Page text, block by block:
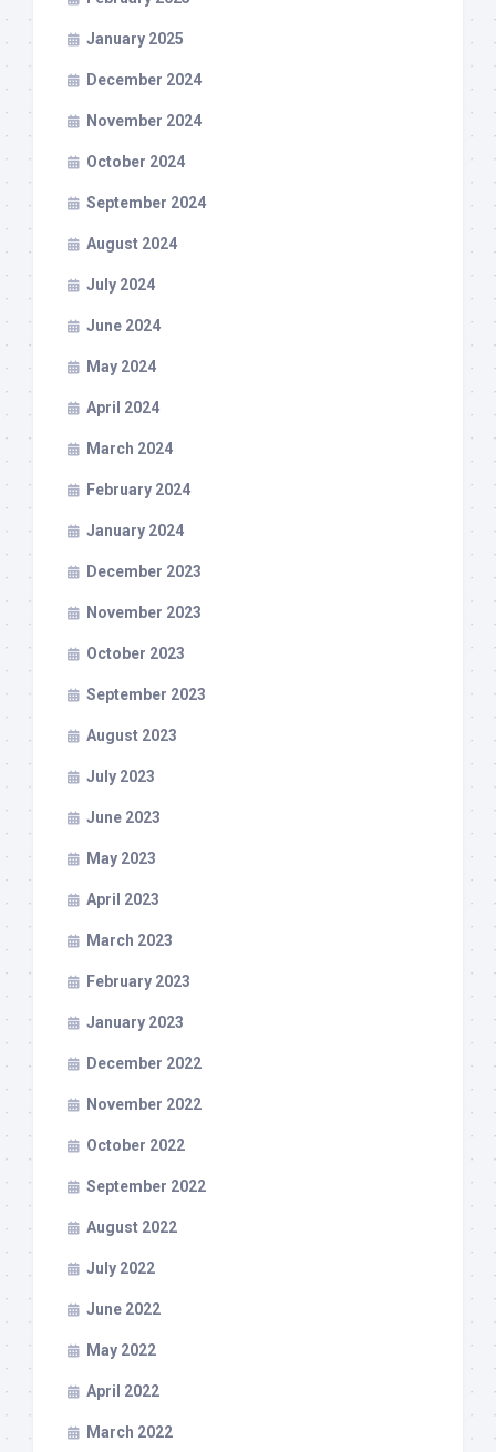
January 2025
December 2024
November 2024
October 2024
September 2024
August 2024
July 2024
June 2024
May 2024
April 2024
March 2024
February 2024
January 2024
December 2023
November 2023
October 2023
September 2023
August 2023
July 2023
June 2023
May 2023
April 2023
March 2023
February 2023
January 2023
December 2022
November 2022
October 2022
September 2022
August 2022
July 2022
June 2022
May 2022
April 2022
March 2022